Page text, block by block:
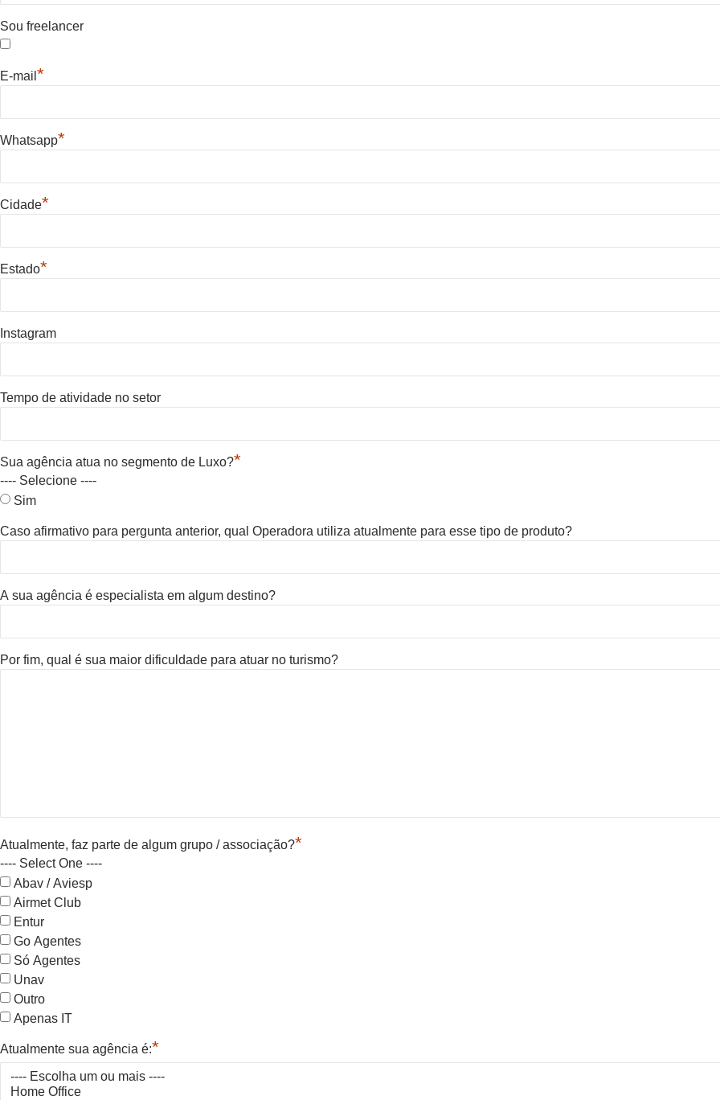
Sou freelancer
E-mail *
Whatsapp*
Cidade*
Estado*
Instagram
Tempo de atividade no setor
Sua agência atua no segmento de Luxo?*
---- Selecione ----
Sim
Caso afirmativo para pergunta anterior, qual Operadora utiliza atualmente para esse tipo de produto?
A sua agência é especialista em algum destino?
Por fim, qual é sua maior dificuldade para atuar no turismo?
Atualmente, faz parte de algum grupo / associação?*
---- Select One ----
Abav / Aviesp
Airmet Club
Entur
Go Agentes
Só Agentes
Unav
Outro
Apenas IT
Atualmente sua agência é:*